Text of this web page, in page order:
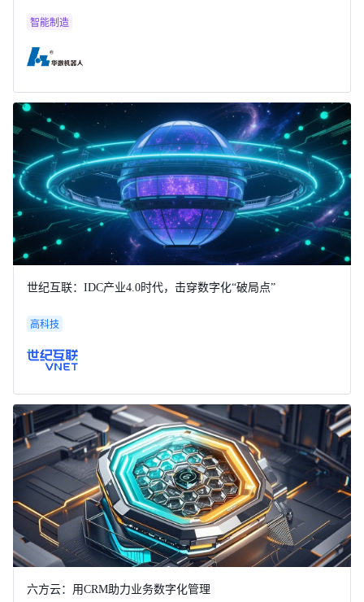
智能制造
世纪互联：IDC产业4.0时代，击穿数字化“破局点”
高科技
六方云：用CRM助力业务数字化管理